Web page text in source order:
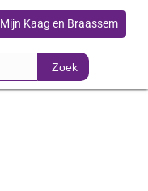
Mijn Kaag en Braassem
Zoek